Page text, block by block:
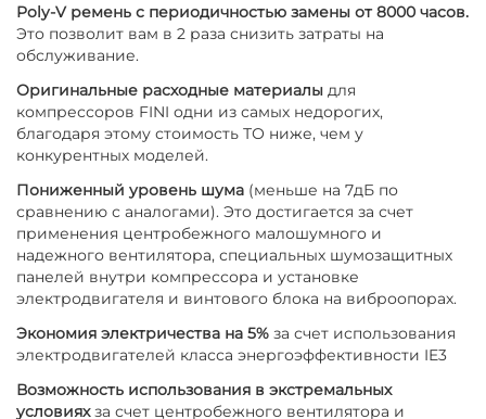
Poly-V ремень с периодичностью замены от 8000 часов.
Это позволит вам в 2 раза снизить затраты на
обслуживание.
Оригинальные расходные материалы для
компрессоров FINI одни из самых недорогих,
благодаря этому стоимость ТО ниже, чем у
конкурентных моделей.
Пониженный уровень шума (меньше на 7дБ по
сравнению с аналогами). Это достигается за счет
применения центробежного малошумного и
надежного вентилятора, специальных шумозащитных
панелей внутри компрессора и установке
электродвигателя и винтового блока на виброопорах.
Экономия электричества на 5% за счет использования
электродвигателей класса энергоэффективности IE3
Возможность использования в экстремальных
условияхза счет центробежного вентилятора и